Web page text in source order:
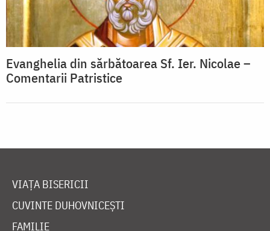
Evanghelia din sărbătoarea Sf. Ier. Nicolae –
Comentarii Patristice
VIAȚA BISERICII
CUVINTE DUHOVNICEȘTI
FAMILIE